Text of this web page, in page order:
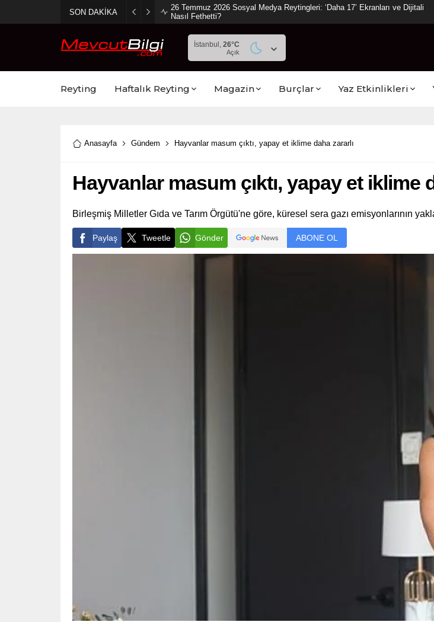
SON DAKİKA
26 Temmuz 2026 Sosyal Medya Reytingleri: ‘Daha 17’ Ekranları ve Dijitali
Nasıl Fethetti?
İstanbul, 26°C
Açık
Reyting Haftalık Reyting Magazin Burçlar Yaz Etkinlikleri
Anasayfa Gündem Hayvanlar masum çıktı, yapay et iklime daha zararlı
Hayvanlar masum çıktı, yapay et iklime
Birleşmiş Milletler Gıda ve Tarım Örgütü'ne göre, küresel sera gazı emisyonlarının
Paylaş Tweetle Gönder ABONE OL